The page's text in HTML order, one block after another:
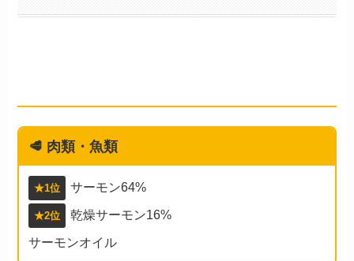
🥩 肉類・魚類
★1位 サーモン64%
★2位
乾燥サーモン16%
サーモンオイル